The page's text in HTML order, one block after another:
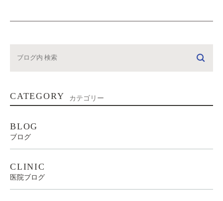
CATEGORY カテゴリー
BLOG
ブログ
CLINIC
医院ブログ